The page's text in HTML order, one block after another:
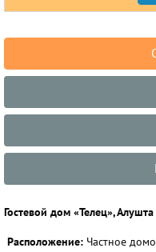
Гостевой дом «Телец», Алушта
Расположение: Частное